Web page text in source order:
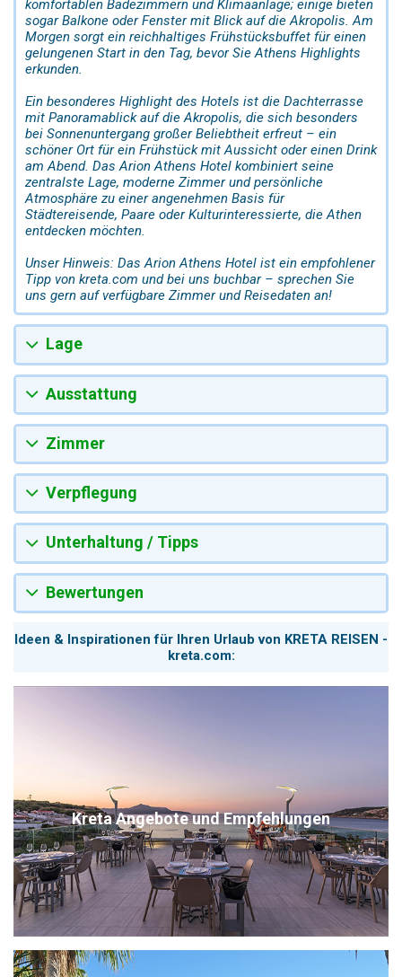
komfortablen Badezimmern und Klimaanlage; einige bieten
sogar Balkone oder Fenster mit Blick auf die Akropolis. Am
Morgen sorgt ein reichhaltiges Frühstücksbuffet für einen
gelungenen Start in den Tag, bevor Sie Athens Highlights
erkunden.
Ein besonderes Highlight des Hotels ist die Dachterrasse
mit Panoramablick auf die Akropolis, die sich besonders
bei Sonnenuntergang großer Beliebtheit erfreut – ein
schöner Ort für ein Frühstück mit Aussicht oder einen Drink
am Abend. Das Arion Athens Hotel kombiniert seine
zentralste Lage, moderne Zimmer und persönliche
Atmosphäre zu einer angenehmen Basis für
Städtereisende, Paare oder Kulturinteressierte, die Athen
entdecken möchten.
Unser Hinweis: Das Arion Athens Hotel ist ein empfohlener
Tipp von kreta.com und bei uns buchbar – sprechen Sie
uns gern auf verfügbare Zimmer und Reisedaten an!
Lage
Ausstattung
Zimmer
Verpflegung
Unterhaltung / Tipps
Bewertungen
Ideen & Inspirationen für Ihren Urlaub von KRETA REISEN -
kreta.com:
Kreta Angebote und Empfehlungen